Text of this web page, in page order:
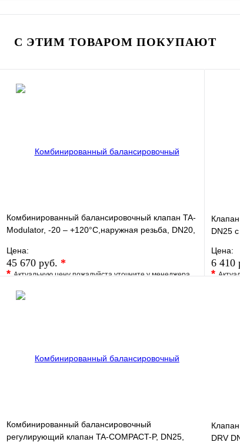
В избранное Сравнение
Купить в 1 клик Под заказ
Запросить цену
В
С ЭТИМ ТОВАРОМ ПОКУПАЮТ
Комбинированный балансировочный клапан TA-
Modulator, -20 – +120°C,наружная резьба, DN20,
Цена:
45 670 руб. *
*Актуальную цену пожалуйста уточните у менеджера
В избранное
DN25
Цена:
6 410
*
Комбинированный балансировочный
регулирующий клапан TA-COMPACT-P, DN25,
DRV